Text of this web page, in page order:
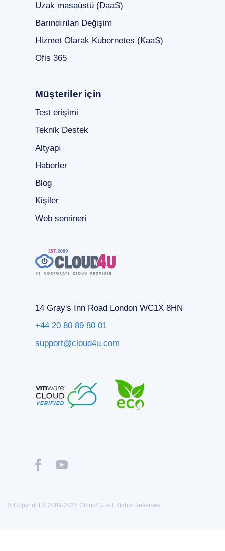
Uzak masaüstü (DaaS)
Barındırılan Değişim
Hizmet Olarak Kubernetes (KaaS)
Ofis 365
Müşteriler için
Test erişimi
Teknik Destek
Altyapı
Haberler
Blog
Kişiler
Web semineri
14 Gray's Inn Road London WC1X 8HN
+44 20 80 89 80 01
support@cloud4u.com
® Copyright © 2009-2026 Cloud4U. All Rights Reserved.